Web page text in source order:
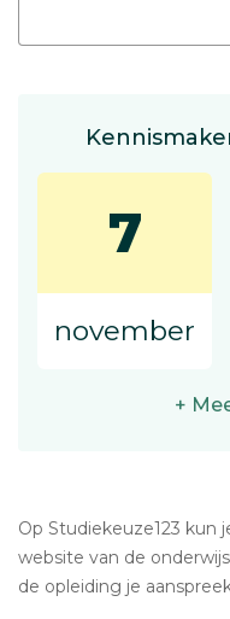
7
november
+
Op Studiekeuze123 kun
website van de
de opleiding je